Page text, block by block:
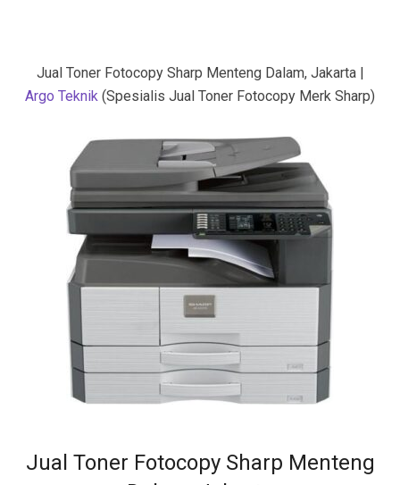
Jual Toner Fotocopy Sharp Menteng Dalam, Jakarta |
Argo Teknik (Spesialis Jual Toner Fotocopy Merk Sharp)
Jual Toner Fotocopy Sharp Menteng